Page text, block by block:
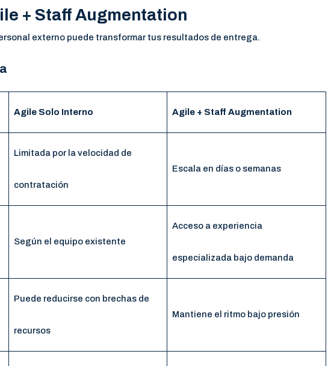
+ Staff Augmentation
externo puede transformar tus resultados de entrega.
Agile Solo Interno Agile + Staff Augmentation
Limitada por la velocidad de
contratación
Escala en días o semanas
Según el equipo existente
Acceso a experiencia
especializada bajo demanda
Puede reducirse con brechas de
recursos
Mantiene el ritmo bajo presión